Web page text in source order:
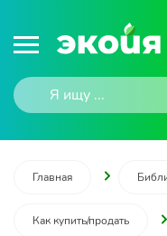
Главная
Как купить/продать